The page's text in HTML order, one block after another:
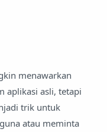
menawarkan
aplikasi asli, tetapi
trik untuk
atau meminta